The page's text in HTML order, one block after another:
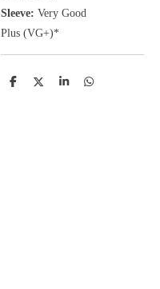
Sleeve: Very Good
Plus (VG+)*
D
D
S
D